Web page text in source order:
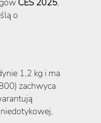
o
1,2 kg i ma
zachwyca